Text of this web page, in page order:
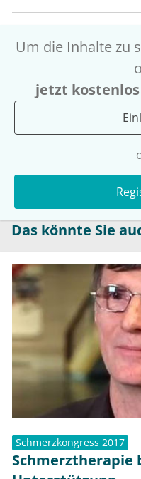
Um die Inhalte zu
jetzt
Das könnte Sie
Schmerzkongress 2017
Schmerztherapie